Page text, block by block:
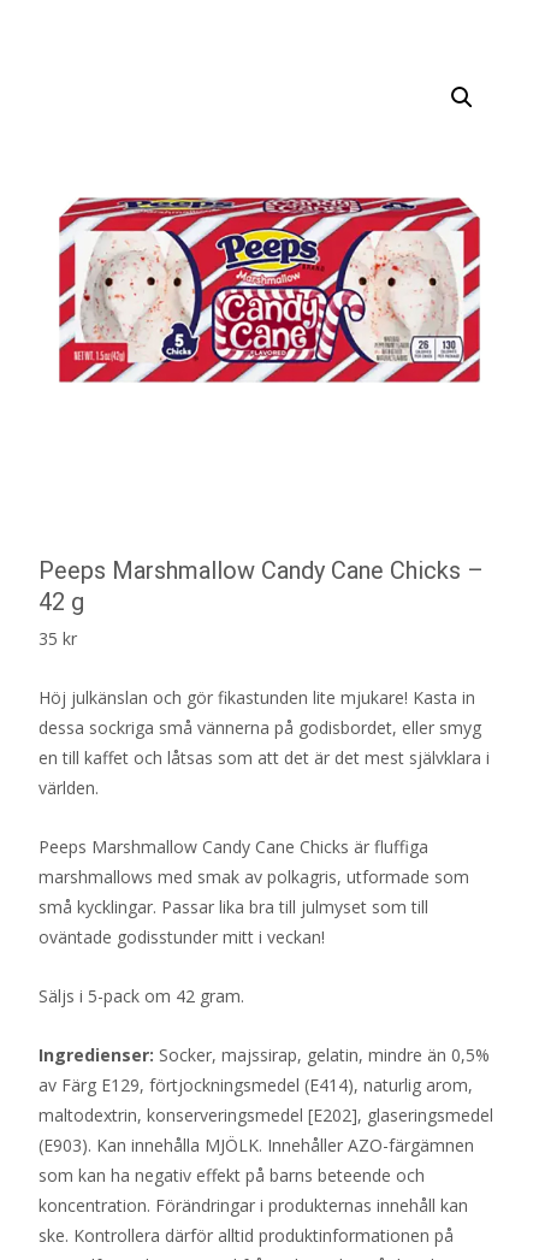
Peeps Marshmallow Candy Cane Chicks –
42 g
35 kr
Höj julkänslan och gör fikastunden lite mjukare! Kasta in
dessa sockriga små vännerna på godisbordet, eller smyg
en till kaffet och låtsas som att det är det mest självklara i
världen.
Peeps Marshmallow Candy Cane Chicks är fluffiga
marshmallows med smak av polkagris, utformade som
små kycklingar. Passar lika bra till julmyset som till
oväntade godisstunder mitt i veckan!
Säljs i 5-pack om 42 gram.
Ingredienser: Socker, majssirap, gelatin, mindre än 0,5%
av Färg E129, förtjockningsmedel (E414), naturlig arom,
maltodextrin, konserveringsmedel [E202], glaseringsmedel
(E903). Kan innehålla MJÖLK. Innehåller AZO-färgämnen
som kan ha negativ effekt på barns beteende och
koncentration. Förändringar i produkternas innehåll kan
ske. Kontrollera därför alltid produktinformationen på